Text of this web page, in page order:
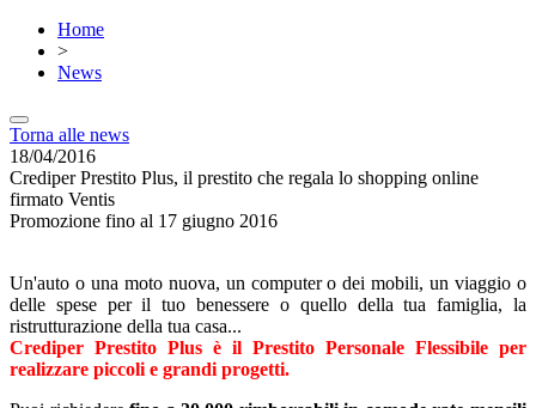
Home
>
News
Torna alle news
18/04/2016
Crediper Prestito Plus, il prestito che regala lo shopping online
firmato Ventis
Promozione fino al 17 giugno 2016
Un'auto o una moto nuova, un computer o dei mobili, un viaggio o
delle spese per il tuo benessere o quello della tua famiglia, la
ristrutturazione della tua casa...
Crediper Prestito Plus è il Prestito Personale Flessibile per
realizzare piccoli e grandi progetti.